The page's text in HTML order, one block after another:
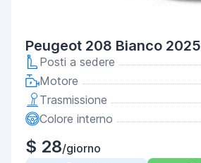
Peugeot 208 Bianco 2025
Posti a sedere
Motore
Trasmissione
Colore interno
$ 28/giorno